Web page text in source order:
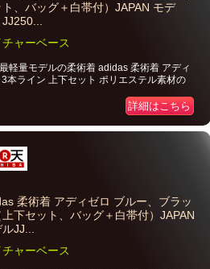
ト、バッグ＋白帯付）JAPAN モデ
チャーベース
軽量モデルの柔術着 adidas 柔術着 アディ
本ライン 上下セット ポリエステル素材の
詳細はこちら
柔術着 アディゼロ ブルー、ブラッ
上下セット、バッグ＋白帯付）JAPAN
JJ...
チャーベース